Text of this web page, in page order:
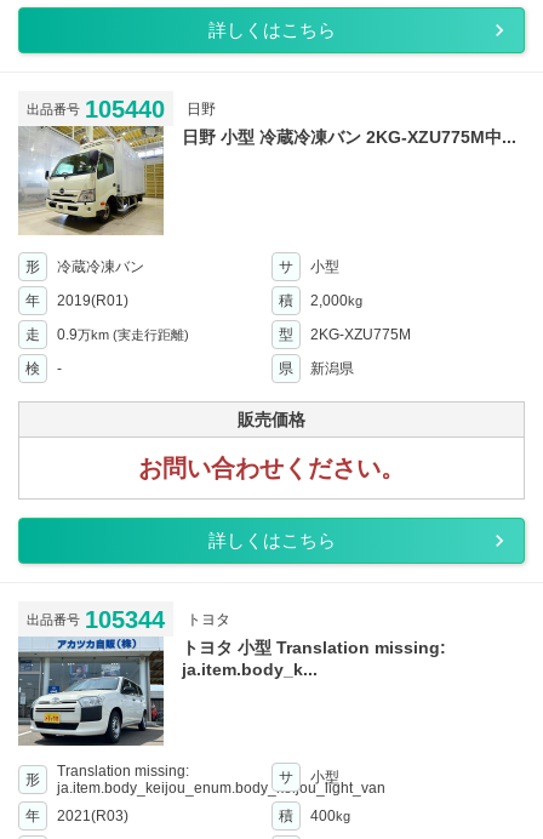
詳しくはこちら
出品番号 105440 日野
日野 小型 冷蔵冷凍バン 2KG-XZU775M中...
形 冷蔵冷凍バン サ
小型
年
2019(R01) 積 2,000kg
走 0.9万km (実走行距離) 型
2KG-XZU775M
検
- 県 新潟県
販売価格
お問い合わせください。
詳しくはこちら
出品番号 105344 トヨタ
トヨタ 小型 Translation missing:
ja.item.body_k...
形
Translation missing:
ja.item.body_keijou_enum.body_keijou_light_van
サ 小型
年 2021(R03) 積 400kg